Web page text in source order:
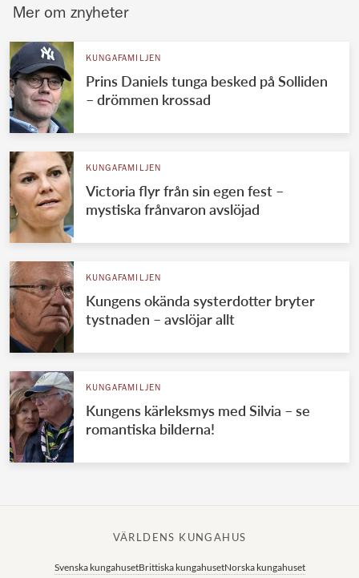
Mer om znyheter
KUNGAFAMILJEN
Prins Daniels tunga besked på Solliden
– drömmen krossad
KUNGAFAMILJEN
Victoria flyr från sin egen fest –
mystiska frånvaron avslöjad
KUNGAFAMILJEN
Kungens okända systerdotter bryter
tystnaden – avslöjar allt
KUNGAFAMILJEN
Kungens kärleksmys med Silvia – se
romantiska bilderna!
VÄRLDENS KUNGAHUS
Svenska kungahusetBrittiska kungahusetNorska kungahuset